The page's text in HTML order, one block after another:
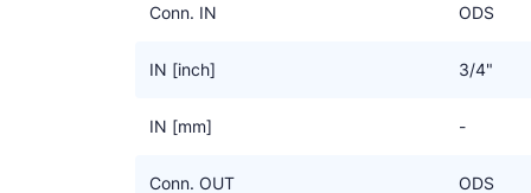
Conn. IN ODS
IN [inch] 3/4"
IN [mm] -
Conn. OUT ODS